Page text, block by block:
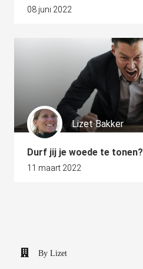
08 juni 2022
Lizet Bakker
Durf jij je woede te tonen?
11 maart 2022
By Lizet